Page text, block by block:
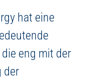
hat eine
eng mit der
der